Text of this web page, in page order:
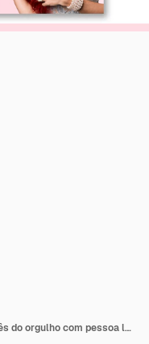
Modelo de banner horizontal do mês do orgulho com pessoa lgbt